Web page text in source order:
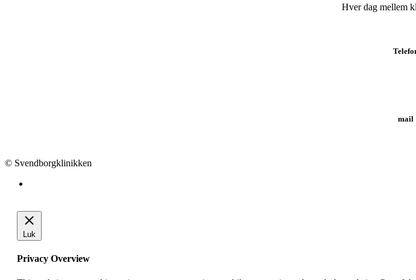
Hver dag mellem
mail
© Svendborgklinikken
Luk
Privacy Overview